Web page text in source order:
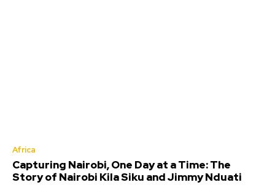
Africa
Capturing Nairobi, One Day at a Time: The
Story of Nairobi Kila Siku and Jimmy Nduati